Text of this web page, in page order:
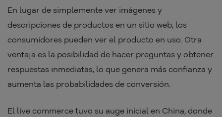
En lugar de simplemente ver imágenes y
descripciones de productos en un sitio web, los
consumidores pueden ver el producto en uso. Otra
ventaja es la posibilidad de hacer preguntas y obtener
respuestas inmediatas, lo que genera más confianza y
aumenta las probabilidades de conversión.
El live commerce tuvo su auge inicial en China, donde